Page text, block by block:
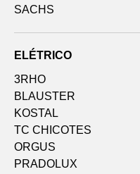
SACHS
ELÉTRICO
3RHO
BLAUSTER
KOSTAL
TC CHICOTES
ORGUS
PRADOLUX